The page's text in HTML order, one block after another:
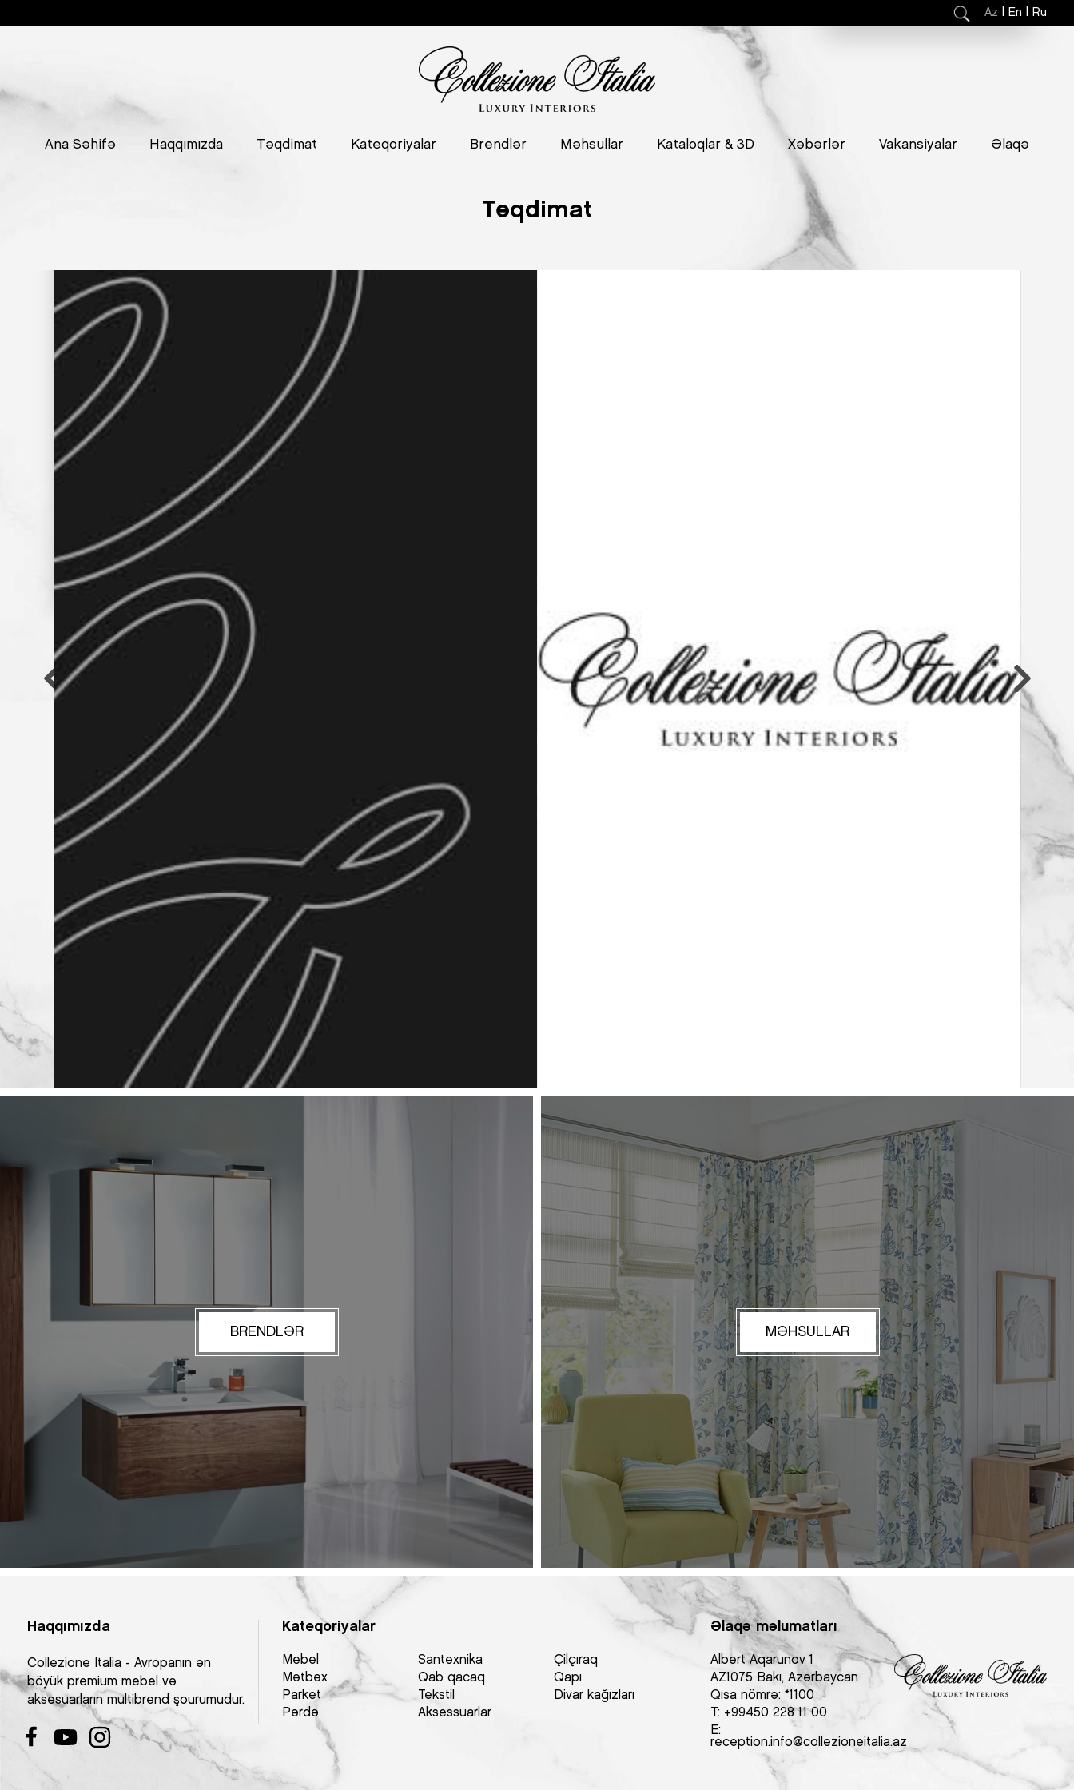
Az En Ru
Ana Səhifə Haqqımızda Təqdimat Kateqoriyalar Brendlər Məhsullar Kataloqlar & 3D Xəbərlər Vakansiyalar Əlaqə
Təqdimat
BRENDLƏR MƏHSULLAR
Haqqımızda
Collezione Italia - Avropanın ən
böyük premium mebel və
aksesuarların multibrend şourumudur.
Kateqoriyalar
Mebel Santexnika
Çilçıraq
Mətbəx
Qab qacaq
Qapı
Parket
Tekstil
Divar kağızları
Pərdə
Aksessuarlar
Əlaqə məlumatları
Albert Aqarunov 1
AZ1075 Bakı, Azərbaycan
Qısa nömrə: *1100
T: +99450 228 11 00
E:
reception.info@collezioneitalia.az